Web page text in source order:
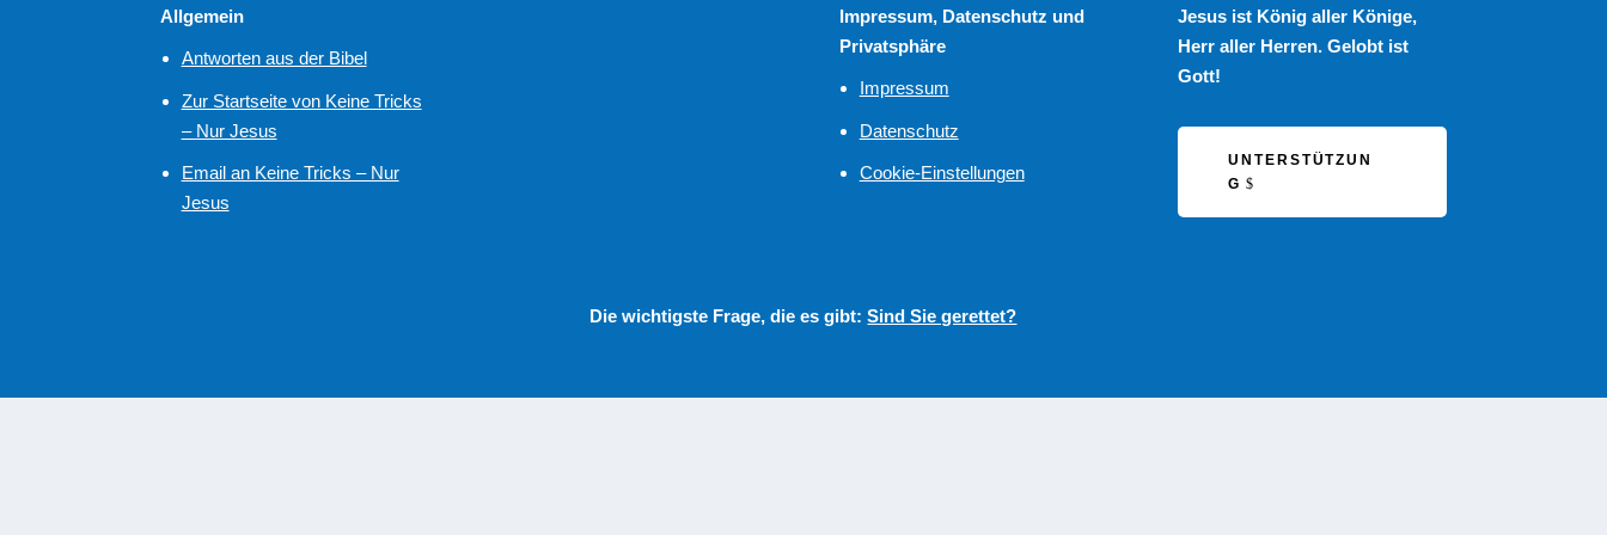
Allgemein
Antworten aus der Bibel
Zur Startseite von Keine Tricks
– Nur Jesus
Email an Keine Tricks – Nur
Jesus
Impressum, Datenschutz und
Privatsphäre
Impressum
Datenschutz
Cookie-Einstellungen
Jesus ist König aller Könige,
Herr aller Herren. Gelobt ist
Gott!
UNTERSTÜTZUN
G
Die wichtigste Frage, die es gibt:Sind Sie gerettet?